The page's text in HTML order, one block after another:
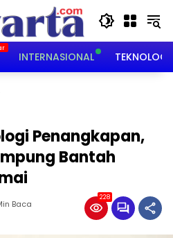
INTERNASIONAL TEKNOLOGI
Penangkapan,
Bantah
Baca
228